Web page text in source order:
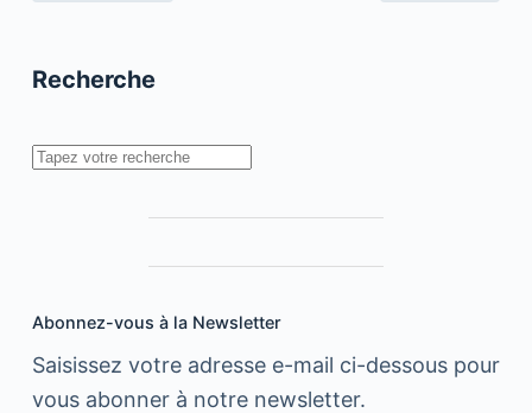
divertissement
Recherche
Rechercher
Abonnez-vous à la Newsletter
Saisissez votre adresse e-mail ci-dessous pour
vous abonner à notre newsletter.